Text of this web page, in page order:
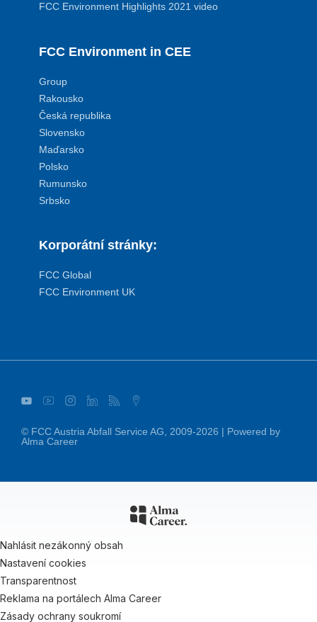
FCC Environment Highlights 2021 video
FCC Environment in CEE
Group
Rakousko
Česká republika
Slovensko
Maďarsko
Polsko
Rumunsko
Srbsko
Korporátní stránky:
FCC Global
FCC Environment UK
© FCC Austria Abfall Service AG, 2009-2026 | Powered by
Alma Career
Nahlásit nezákonný obsah
Nastavení cookies
Transparentnost
Reklama na portálech Alma Career
Zásady ochrany soukromí